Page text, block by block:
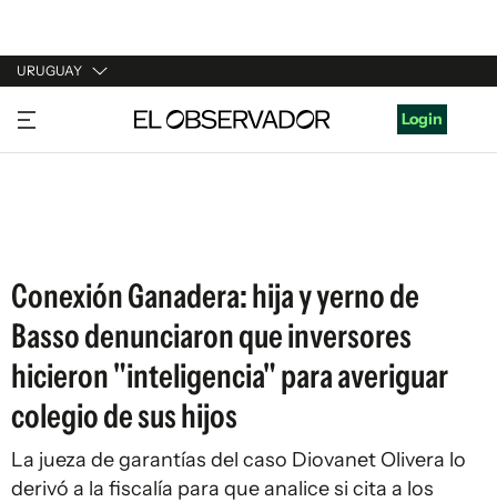
URUGUAY
URUGUAY
ARGENTINA
Login
Conexión Ganadera: hija y yerno de
Basso denunciaron que inversores
hicieron "inteligencia" para averiguar
colegio de sus hijos
La jueza de garantías del caso Diovanet Olivera lo
derivó a la fiscalía para que analice si cita a los